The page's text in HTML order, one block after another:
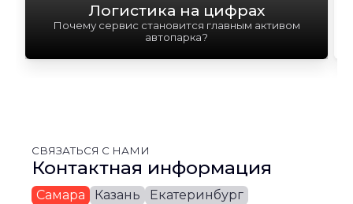
Логистика на цифрах
Почему сервис становится главным активом
автопарка?
СВЯЗАТЬСЯ С НАМИ
Контактная информация
Самара Казань
Екатеринбург